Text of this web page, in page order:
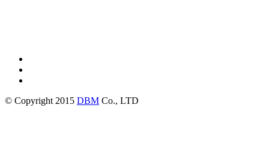
© Copyright 2015 DBM Co., LTD